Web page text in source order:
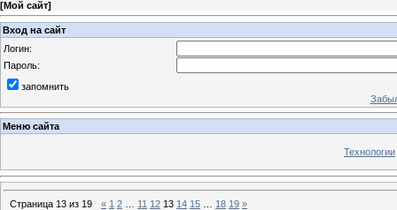
[Мой сайт]
Вход на сайт
Логин:
Пароль:
запомнить
Меню сайта
Технологии
Страница 13 из 19 « 1 2 11 12 13 14 15 18 19 »